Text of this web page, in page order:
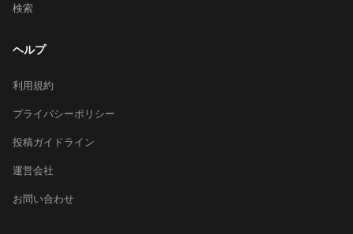
検索
ヘルプ
利用規約
プライバシーポリシー
投稿ガイドライン
運営会社
お問い合わせ